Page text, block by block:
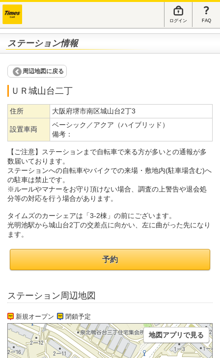
ログイン FAQ
ステーション情報
周辺地図に戻る
ＵＲ城山台二丁
住所 大阪府堺市南区城山台2丁3
設置車両
ベーシック／アクア（ハイブリッド）
備考：
【ご注意】ステーションまで自転車で来る方が多いとの通報が多
数届いております。
ステーションへの自転車やバイクでの来場・敷地内(駐車場含む)へ
の駐車は禁止です。
※ルールやマナーをお守り頂けない場合、調査の上警告や退会処
分等の対応を行う場合があります。
タイムズのカーシェアは「3-2棟」の前にございます。
光明池駅から城山台2丁の交差点に向かい、左に曲がった先になり
ます。
予約
ステーション周辺地図
新規オープン 閉鎖予定
地図アプリで見る